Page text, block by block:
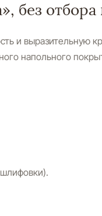
без
и выразительную
напольного